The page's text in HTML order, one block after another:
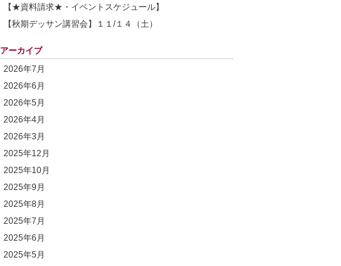
【★資料請求★・イベントスケジュール】
【秋期デッサン講習会】１１/１４（土）
アーカイブ
2026年7月
2026年6月
2026年5月
2026年4月
2026年3月
2025年12月
2025年10月
2025年9月
2025年8月
2025年7月
2025年6月
2025年5月